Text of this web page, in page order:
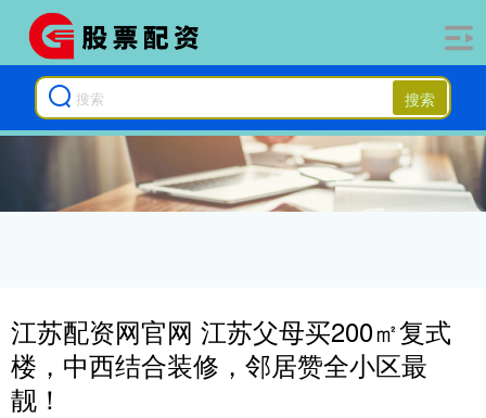
搜索
江苏配资网官网 江苏父母买200㎡复式
楼，中西结合装修，邻居赞全小区最
靓！